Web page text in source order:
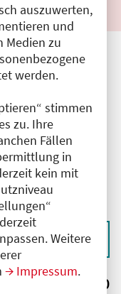
auszuwerten,
und
Medien zu
werden.
stimmen
zu. Ihre
Fällen
in
kein mit
Weitere
Impressum.
entsprechen
Angaben.
obliegt dem
neu laden
Ergebnisse: 0